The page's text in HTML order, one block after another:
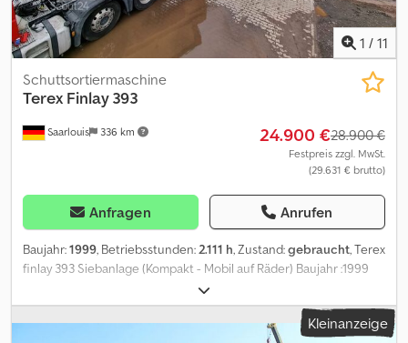
1 / 11
Saarlouis 336 km
Schuttsortiermaschine
Terex Finlay 393
24.900 €28.900 €
Festpreis zzgl. MwSt.
(29.631 € brutto)
Anfragen Anrufen
Baujahr:1999, Betriebsstunden:2.111 h, Zustand:gebraucht, Terex
finlay 393 Siebanlage (Kompakt - Mobil auf Räder) Baujahr :1999
Betriebsstunden : 2.111 h Trischter 3 Bänder 3 Decks Deutz Motor
einsatzbereit = Weitere Informationen = Dsdoyc Uvqepfx Anmewa
Verwendungszweck: Bergbau Motormarke: Deutz
Kleinanzeige